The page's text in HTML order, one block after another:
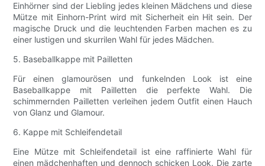
Einhörner sind der Liebling jedes kleinen Mädchens und diese
Mütze mit Einhorn-Print wird mit Sicherheit ein Hit sein. Der
magische Druck und die leuchtenden Farben machen es zu
einer lustigen und skurrilen Wahl für jedes Mädchen.
5. Baseballkappe mit Pailletten
Für einen glamourösen und funkelnden Look ist eine
Baseballkappe mit Pailletten die perfekte Wahl. Die
schimmernden Pailletten verleihen jedem Outfit einen Hauch
von Glanz und Glamour.
6. Kappe mit Schleifendetail
Eine Mütze mit Schleifendetail ist eine raffinierte Wahl für
einen mädchenhaften und dennoch schicken Look. Die zarte